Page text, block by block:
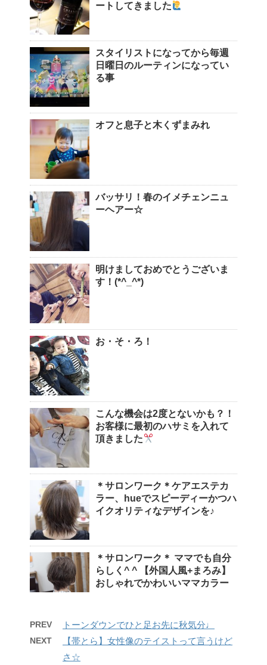
ートしてきました
スタイリストになってから毎週
日曜日のルーティンになってい
る事
オフと息子と木くずまみれ
バッサリ！春のイメチェンニュ
ーヘアー☆
明けましておめでとうございま
す！(*^_^*)
お・そ・ろ！
こんな機会は2度とないかも？！
お客様に最初のハサミを入れて
頂きました
＊サロンワーク＊ケアエステカ
ラー、hueでスピーディーかつハ
イクオリティなデザインを♪
＊サロンワーク＊ ママでも自分
らしく^ ^ 【外国人風+まろみ】
おしゃれでかわいいママカラー
PREV トーンダウンでひと足お先に秋気分♩
NEXT
【帯とら】女性像のテイストって言うけど
さ☆